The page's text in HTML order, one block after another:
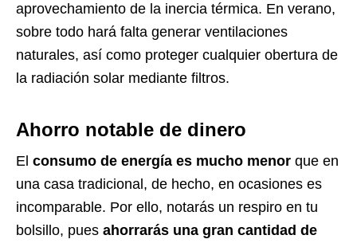
aprovechamiento de la inercia térmica. En verano,
sobre todo hará falta generar ventilaciones
naturales, así como proteger cualquier obertura de
la radiación solar mediante filtros.
Ahorro notable de dinero
El consumo de energía es mucho menor que en
una casa tradicional, de hecho, en ocasiones es
incomparable. Por ello, notarás un respiro en tu
bolsillo, pues ahorrarás una gran cantidad de